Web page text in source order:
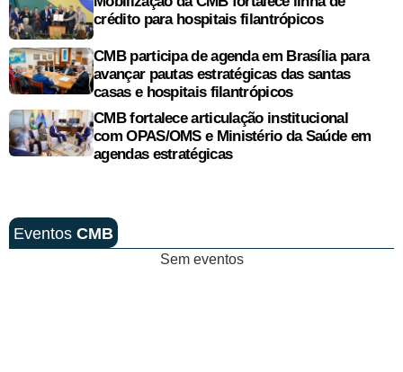
crédito para hospitais filantrópicos
CMB participa de agenda em Brasília para
avançar pautas estratégicas das santas
casas e hospitais filantrópicos
CMB fortalece articulação institucional
com OPAS/OMS e Ministério da Saúde em
agendas estratégicas
Eventos CMB
Sem eventos